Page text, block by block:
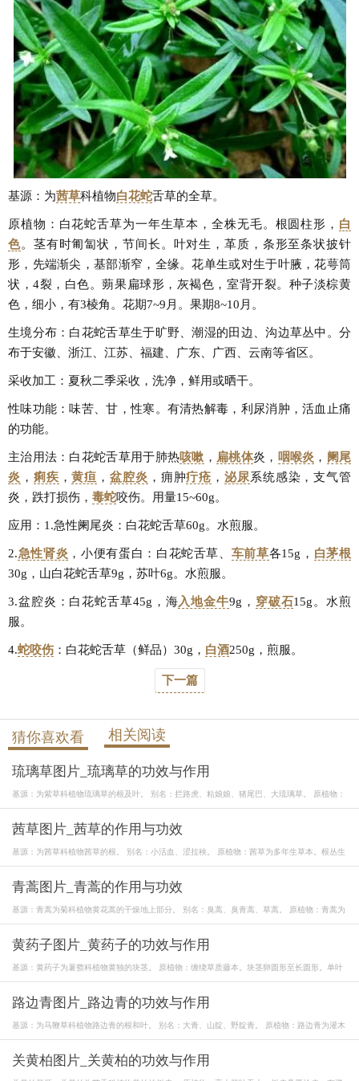
基源：为茜草科植物白花蛇舌草的全草。
原植物：白花蛇舌草为一年生草本，全株无毛。根圆柱形， 白
色。茎有时匍匐状，节间长。叶对生，革质，条形至条状披针
形，先端渐尖，基部渐窄，全缘。花单生或对生于叶腋，花萼筒
状，4裂，白色。蒴果扁球形，灰褐色，室背开裂。种子淡棕黄
色，细小，有3棱角。花期7~9月。果期8~10月。
生境分布：白花蛇舌草生于旷野、潮湿的田边、沟边草丛中。分
布于安徽、浙江、江苏、福建、广东、广西、云南等省区。
采收加工：夏秋二季采收，洗净，鲜用或晒干。
性味功能：味苦、甘，性寒。有清热解毒，利尿消肿，活血止痛
的功能。
主治用法：白花蛇舌草用于肺热咳嗽 ， 扁桃体炎， 咽喉炎 ， 阑尾
炎 ， 痢疾 ，黄疸 ，盆腔炎 ，痈肿疔疮 ，泌尿系统感染，支气管
炎，跌打损伤， 毒蛇咬伤。用量15~60g。
应用：1.急性阑尾炎：白花蛇舌草60g。水煎服。
2.急性肾炎 ，小便有蛋白：白花蛇舌草、 车前草各15g， 白茅根
30g，山白花蛇舌草9g，苏叶6g。水煎服。
3.盆腔炎：白花蛇舌草45g，海入地金牛9g， 穿破石15g。水煎
服。
4.蛇咬伤 ：白花蛇舌草（鲜品）30g， 白酒250g，煎服。
下一篇
猜你喜欢看 相关阅读
琉璃草图片_琉璃草的功效与作用
基源：为紫草科植物琉璃草的根及叶。 别名：拦路虎、粘娘娘、猪尾巴、大琉璃草。 原植物：
茜草图片_茜草的作用与功效
基源：为茜草科植物茜草的根。 别名：小活血、涩拉秧。 原植物：茜草为多年生草本。根丛生
青蒿图片_青蒿的作用与功效
基源：青蒿为菊科植物黄花蒿的干燥地上部分。 别名：臭蒿、臭青蒿、草蒿。 原植物：青蒿为
黄药子图片_黄药子的功效与作用
基源：黄药子为薯蓣科植物黄独的块茎。 原植物：缠绕草质藤本。块茎卵圆形至长圆形。单叶
路边青图片_路边青的功效与作用
基源：为马鞭草科植物路边青的根和叶。 别名：大青、山靛、野靛青。 原植物：路边青为灌木
关黄柏图片_关黄柏的功效与作用